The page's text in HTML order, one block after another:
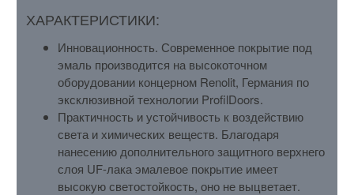
ХАРАКТЕРИСТИКИ:
Инновационность. Современное покрытие под
эмаль производится на высокоточном
оборудовании концерном Renolit, Германия по
эксклюзивной технологии ProfilDoors.
Практичность и устойчивость к воздействию
света и химических веществ. Благодаря
нанесению дополнительного защитного верхнего
слоя UF-лака эмалевое покрытие имеет
высокую светостойкость, оно не выцветает.